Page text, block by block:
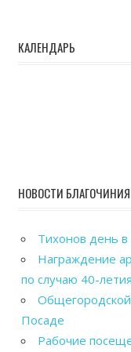
КАЛЕНДАРЬ
НОВОСТИ БЛАГОЧИНИЯ
Тихонов день
Награждение
по случаю 40-
Общегородской
Посаде
Рабочие